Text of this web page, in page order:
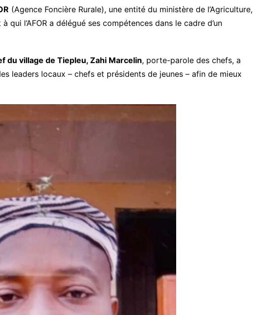
(Agence Foncière Rurale), une entité du ministère de l’Agriculture,
qui l’AFOR a délégué ses compétences dans le cadre d’un
du village de Tiepleu, Zahi Marcelin, porte-parole des chefs, a
leaders locaux – chefs et présidents de jeunes – afin de mieux